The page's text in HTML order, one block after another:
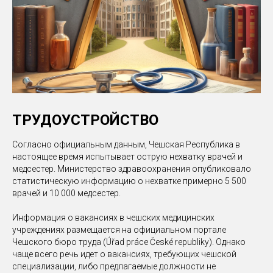
ТРУДОУСТРОЙСТВО
Согласно официальным данным, Чешская Республика в
настоящее время испытывает острую нехватку врачей и
медсестер. Министерство здравоохранения опубликовало
статистическую информацию о нехватке примерно 5 500
врачей и 10 000 медсестер.
Информация о вакансиях в чешских медицинских
учреждениях размещается на официальном портале
Чешского бюро труда (Úřad práce České republiky). Однако
чаще всего речь идет о вакансиях, требующих чешской
специализации, либо предлагаемые должности не